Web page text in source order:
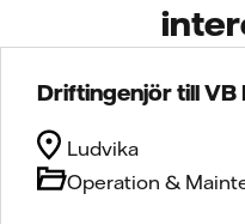
Driftingenjör till VB
Operation &
Ludvika